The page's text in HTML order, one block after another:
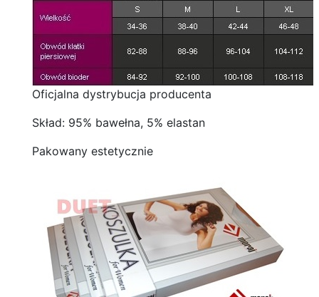
Oficjalna dystrybucja producenta
Skład: 95% bawełna, 5% elastan
Pakowany estetycznie